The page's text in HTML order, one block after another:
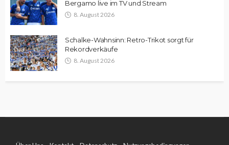
Bergamo live im TV und Stream
8. August 2026
Schalke-Wahnsinn: Retro-Trikot sorgt für
Rekordverkäufe
8. August 2026